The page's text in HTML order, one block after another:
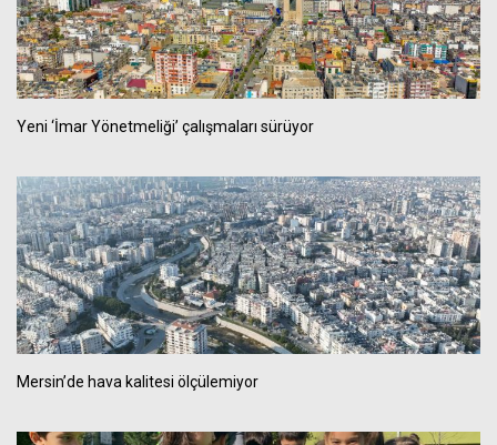
Yeni ‘İmar Yönetmeliği’ çalışmaları sürüyor
Mersin’de hava kalitesi ölçülemiyor